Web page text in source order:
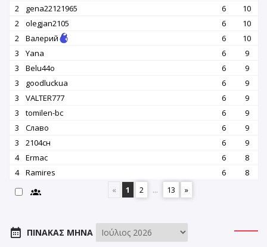
2
gena22121965 6
10
2
olegjan2105 6
10
2
Валерий 6
10
3
Yana 6
9
3
Belu44o 6
9
3
goodluckua 6
9
3
VALTER777 6
9
3
tomilen-bc 6
9
3
Славо 6
9
3
2104сн 6
9
4
Ermac 6
8
4
Ramires 6
8
«
1 2 ... 13 »
ΠΊΝΑΚΑΣ ΜΉΝΑ